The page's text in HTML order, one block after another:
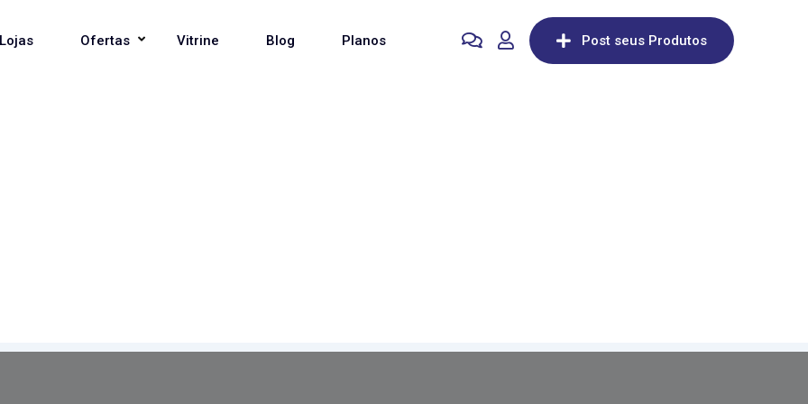
Lojas Ofertas Vitrine Blog Planos Post seus Produtos